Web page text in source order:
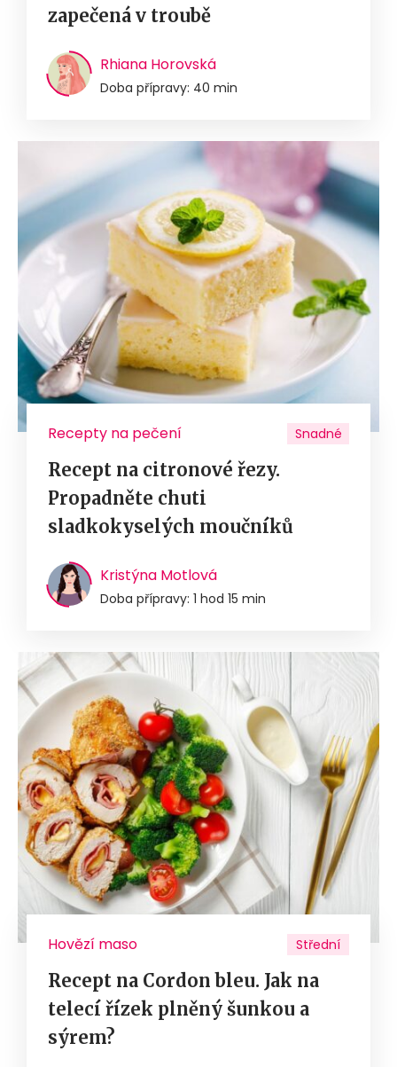
zapečená v troubě
Rhiana Horovská
Doba přípravy: 40 min
Recepty na pečení Snadné
Recept na citronové řezy.
Propadněte chuti
sladkokyselých moučníků
Kristýna Motlová
Doba přípravy: 1 hod 15 min
Hovězí maso Střední
Recept na Cordon bleu. Jak na
telecí řízek plněný šunkou a
sýrem?